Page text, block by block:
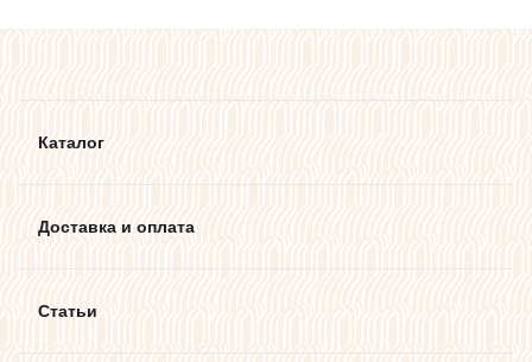
Каталог
Доставка и оплата
Статьи